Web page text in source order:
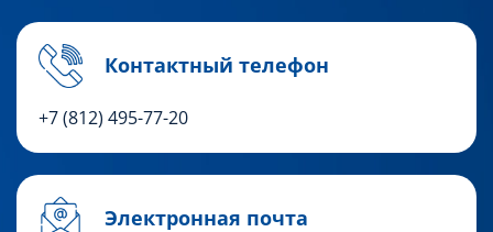
Контактный телефон
+7 (812) 495-77-20
Электронная почта